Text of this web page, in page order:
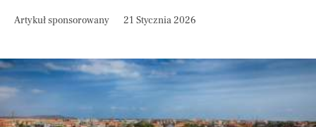
Artykuł sponsorowany 21 Stycznia 2026